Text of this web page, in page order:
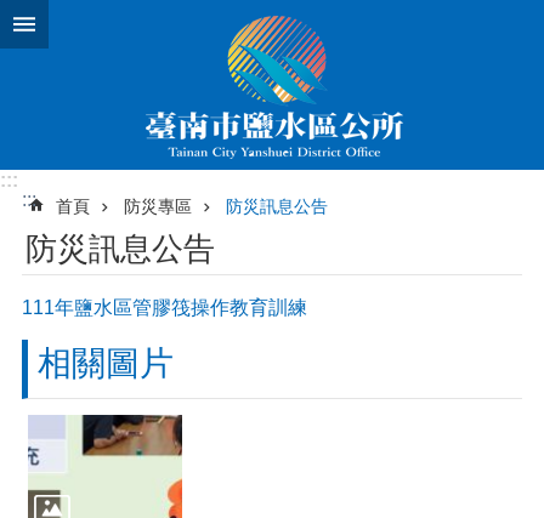
跳到主要內容區塊
:::
:::
首頁 防災專區 防災訊息公告
防災訊息公告
111年鹽水區管膠筏操作教育訓練
相關圖片